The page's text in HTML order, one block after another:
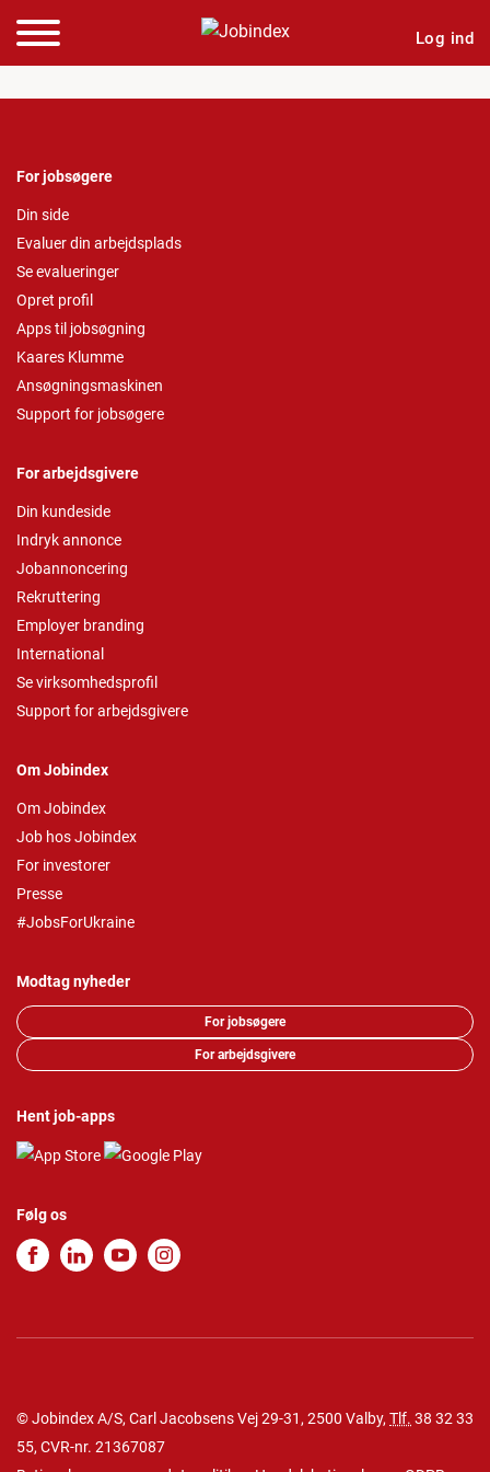
Log ind
For jobsøgere
Din side
Evaluer din arbejdsplads
Se evalueringer
Opret profil
Apps til jobsøgning
Kaares Klumme
Ansøgningsmaskinen
Support for jobsøgere
For arbejdsgivere
Din kundeside
Indryk annonce
Jobannoncering
Rekruttering
Employer branding
International
Se virksomhedsprofil
Support for arbejdsgivere
Om Jobindex
Om Jobindex
Job hos Jobindex
For investorer
Presse
#JobsForUkraine
Modtag nyheder
For jobsøgere
For arbejdsgivere
Hent job-apps
Følg os
© Jobindex A/S, Carl Jacobsens Vej 29-31, 2500 Valby, Tlf. 38 32 33
55, CVR-nr. 21367087